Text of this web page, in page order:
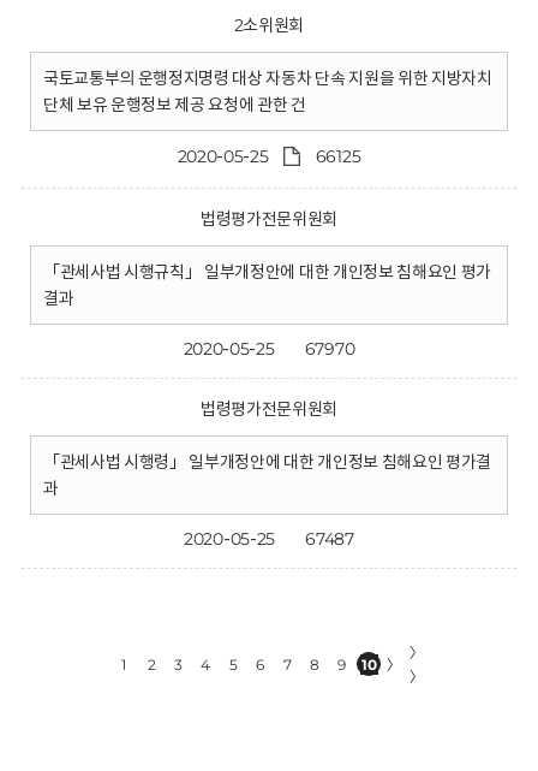
2소위원회
국토교통부의 운행정지명령 대상 자동차 단속 지원을 위한 지방자치
단체 보유 운행정보 제공 요청에 관한 건
2020-05-25 66125
법령평가전문위원회
「관세사법 시행규칙」 일부개정안에 대한 개인정보 침해요인 평가
결과
2020-05-25 67970
법령평가전문위원회
「관세사법 시행령」 일부개정안에 대한 개인정보 침해요인 평가결
과
2020-05-25 67487
1 2 3 4 5 6 7 8 9 10 〉
〉
〉